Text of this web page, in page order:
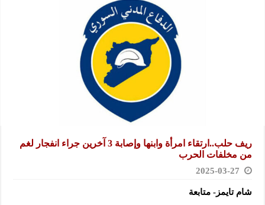
ريف حلب..ارتقاء امرأة وابنها وإصابة 3 آخرين جراء انفجار لغم
من مخلفات الحرب
2025-03-27
شام تايمز- متابعة